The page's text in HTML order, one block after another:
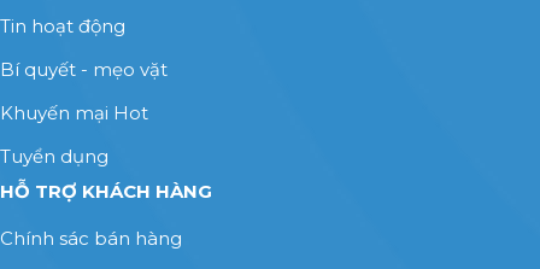
Tin hoạt động
Bí quyết - mẹo vặt
Khuyến mại Hot
Tuyển dụng
HỖ TRỢ KHÁCH HÀNG
Chính sác bán hàng